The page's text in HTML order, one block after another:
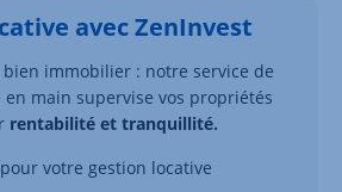
avec ZenInvest
bien immobilier : notre service de
main supervise vos propriétés
rentabilité et tranquillité.
votre gestion locative